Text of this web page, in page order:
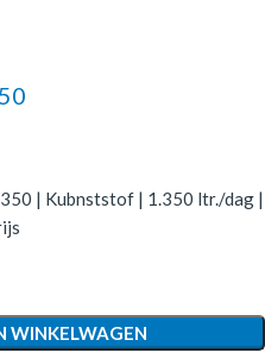
| Kubnststof | 1.350 ltr./dag |
WINKELWAGEN